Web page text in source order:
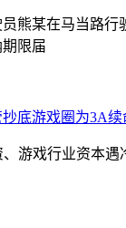
熊某在马当路
限届
底游戏圈为3A续
游戏行业资本遇